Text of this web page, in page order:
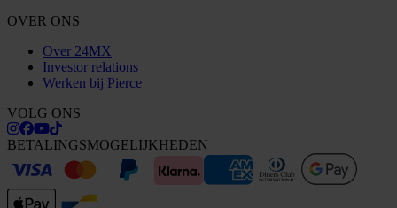
OVER ONS
Over 24MX
Investor relations
Werken bij Pierce
VOLG ONS
BETALINGSMOGELIJKHEDEN